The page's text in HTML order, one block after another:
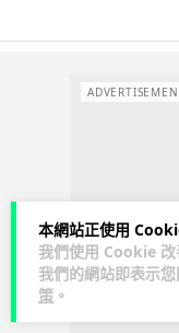
本網站正使用
我們使用 Cookie
我們的網站即表示
策 。